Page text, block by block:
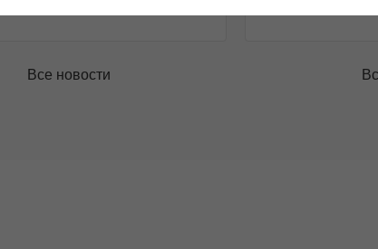
Все новости